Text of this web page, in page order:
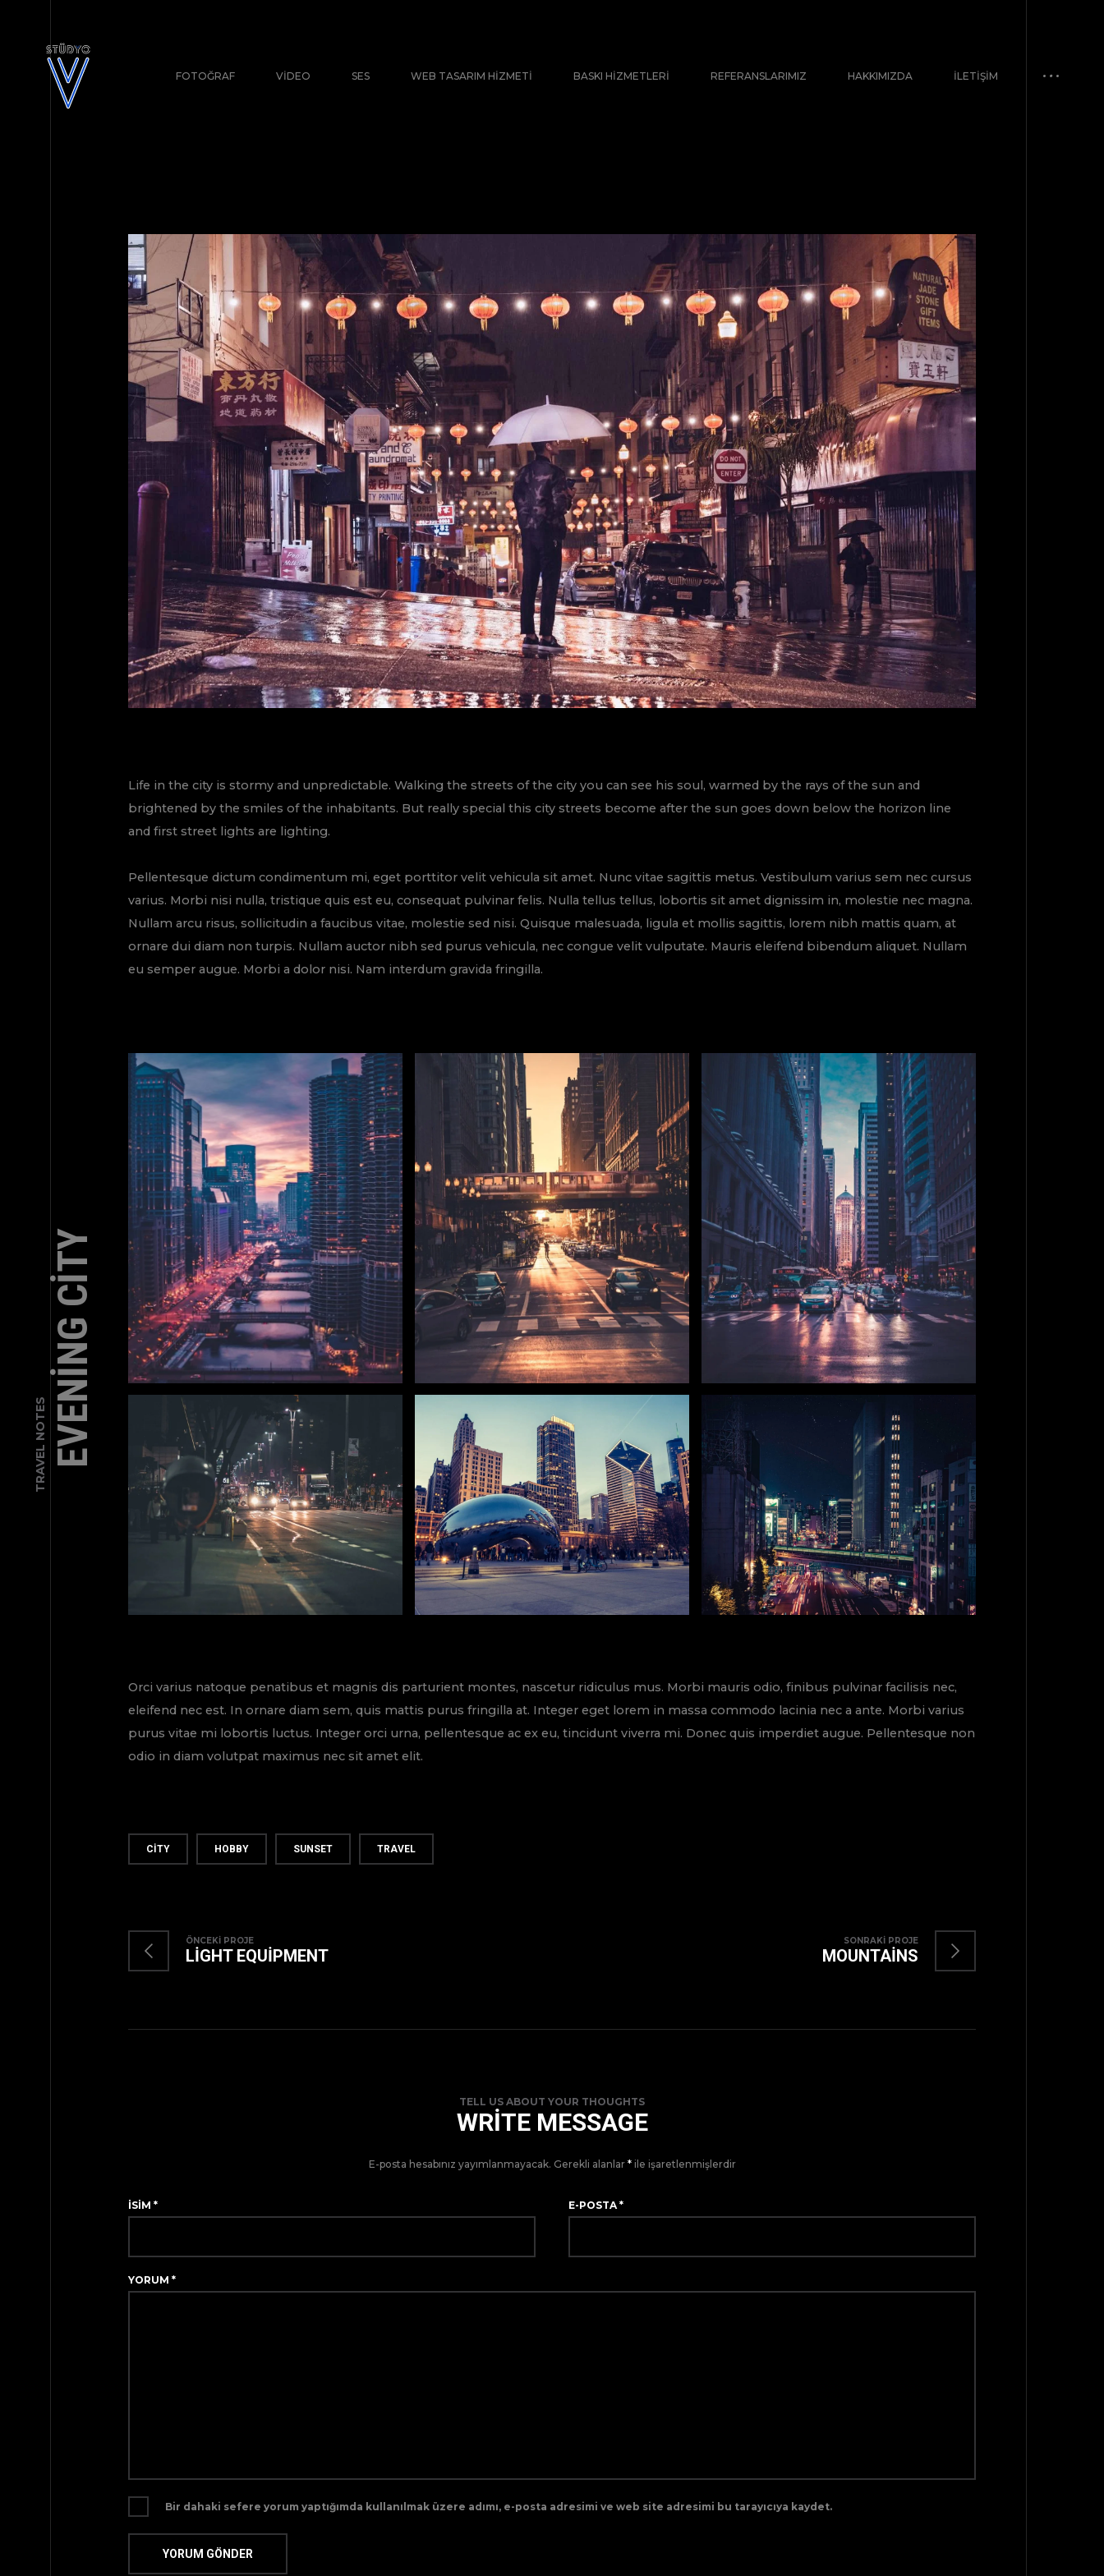
FOTOĞRAF VIDEO SES WEB TASARIM HIZMETI BASKI HIZMETLERI REFERANSLARIMIZ HAKKIMIZDA İLETIŞIM
TRAVEL NOTESEVENING CITY
Life in the city is stormy and unpredictable. Walking the streets of the city you can see his soul, warmed by the rays of the sun and
brightened by the smiles of the inhabitants. But really special this city streets become after the sun goes down below the horizon line
and first street lights are lighting.
Pellentesque dictum condimentum mi, eget porttitor velit vehicula sit amet. Nunc vitae sagittis metus. Vestibulum varius sem nec cursus
varius. Morbi nisi nulla, tristique quis est eu, consequat pulvinar felis. Nulla tellus tellus, lobortis sit amet dignissim in, molestie nec magna.
Nullam arcu risus, sollicitudin a faucibus vitae, molestie sed nisi. Quisque malesuada, ligula et mollis sagittis, lorem nibh mattis quam, at
ornare dui diam non turpis. Nullam auctor nibh sed purus vehicula, nec congue velit vulputate. Mauris eleifend bibendum aliquet. Nullam
eu semper augue. Morbi a dolor nisi. Nam interdum gravida fringilla.
Orci varius natoque penatibus et magnis dis parturient montes, nascetur ridiculus mus. Morbi mauris odio, finibus pulvinar facilisis nec,
eleifend nec est. In ornare diam sem, quis mattis purus fringilla at. Integer eget lorem in massa commodo lacinia nec a ante. Morbi varius
purus vitae mi lobortis luctus. Integer orci urna, pellentesque ac ex eu, tincidunt viverra mi. Donec quis imperdiet augue. Pellentesque non
odio in diam volutpat maximus nec sit amet elit.
CITY HOBBY SUNSET TRAVEL
ÖNCEKI PROJE
LIGHT EQUIPMENT
SONRAKI PROJE
MOUNTAINS
TELL US ABOUT YOUR THOUGHTS
WRITE MESSAGE
E-posta hesabınız yayımlanmayacak. Gerekli alanlar *ile işaretlenmişlerdir
İSIM * E-POSTA*
YORUM *
Bir dahaki sefere yorum yaptığımda kullanılmak üzere adımı, e-posta adresimi ve web site adresimi bu tarayıcıya kaydet.